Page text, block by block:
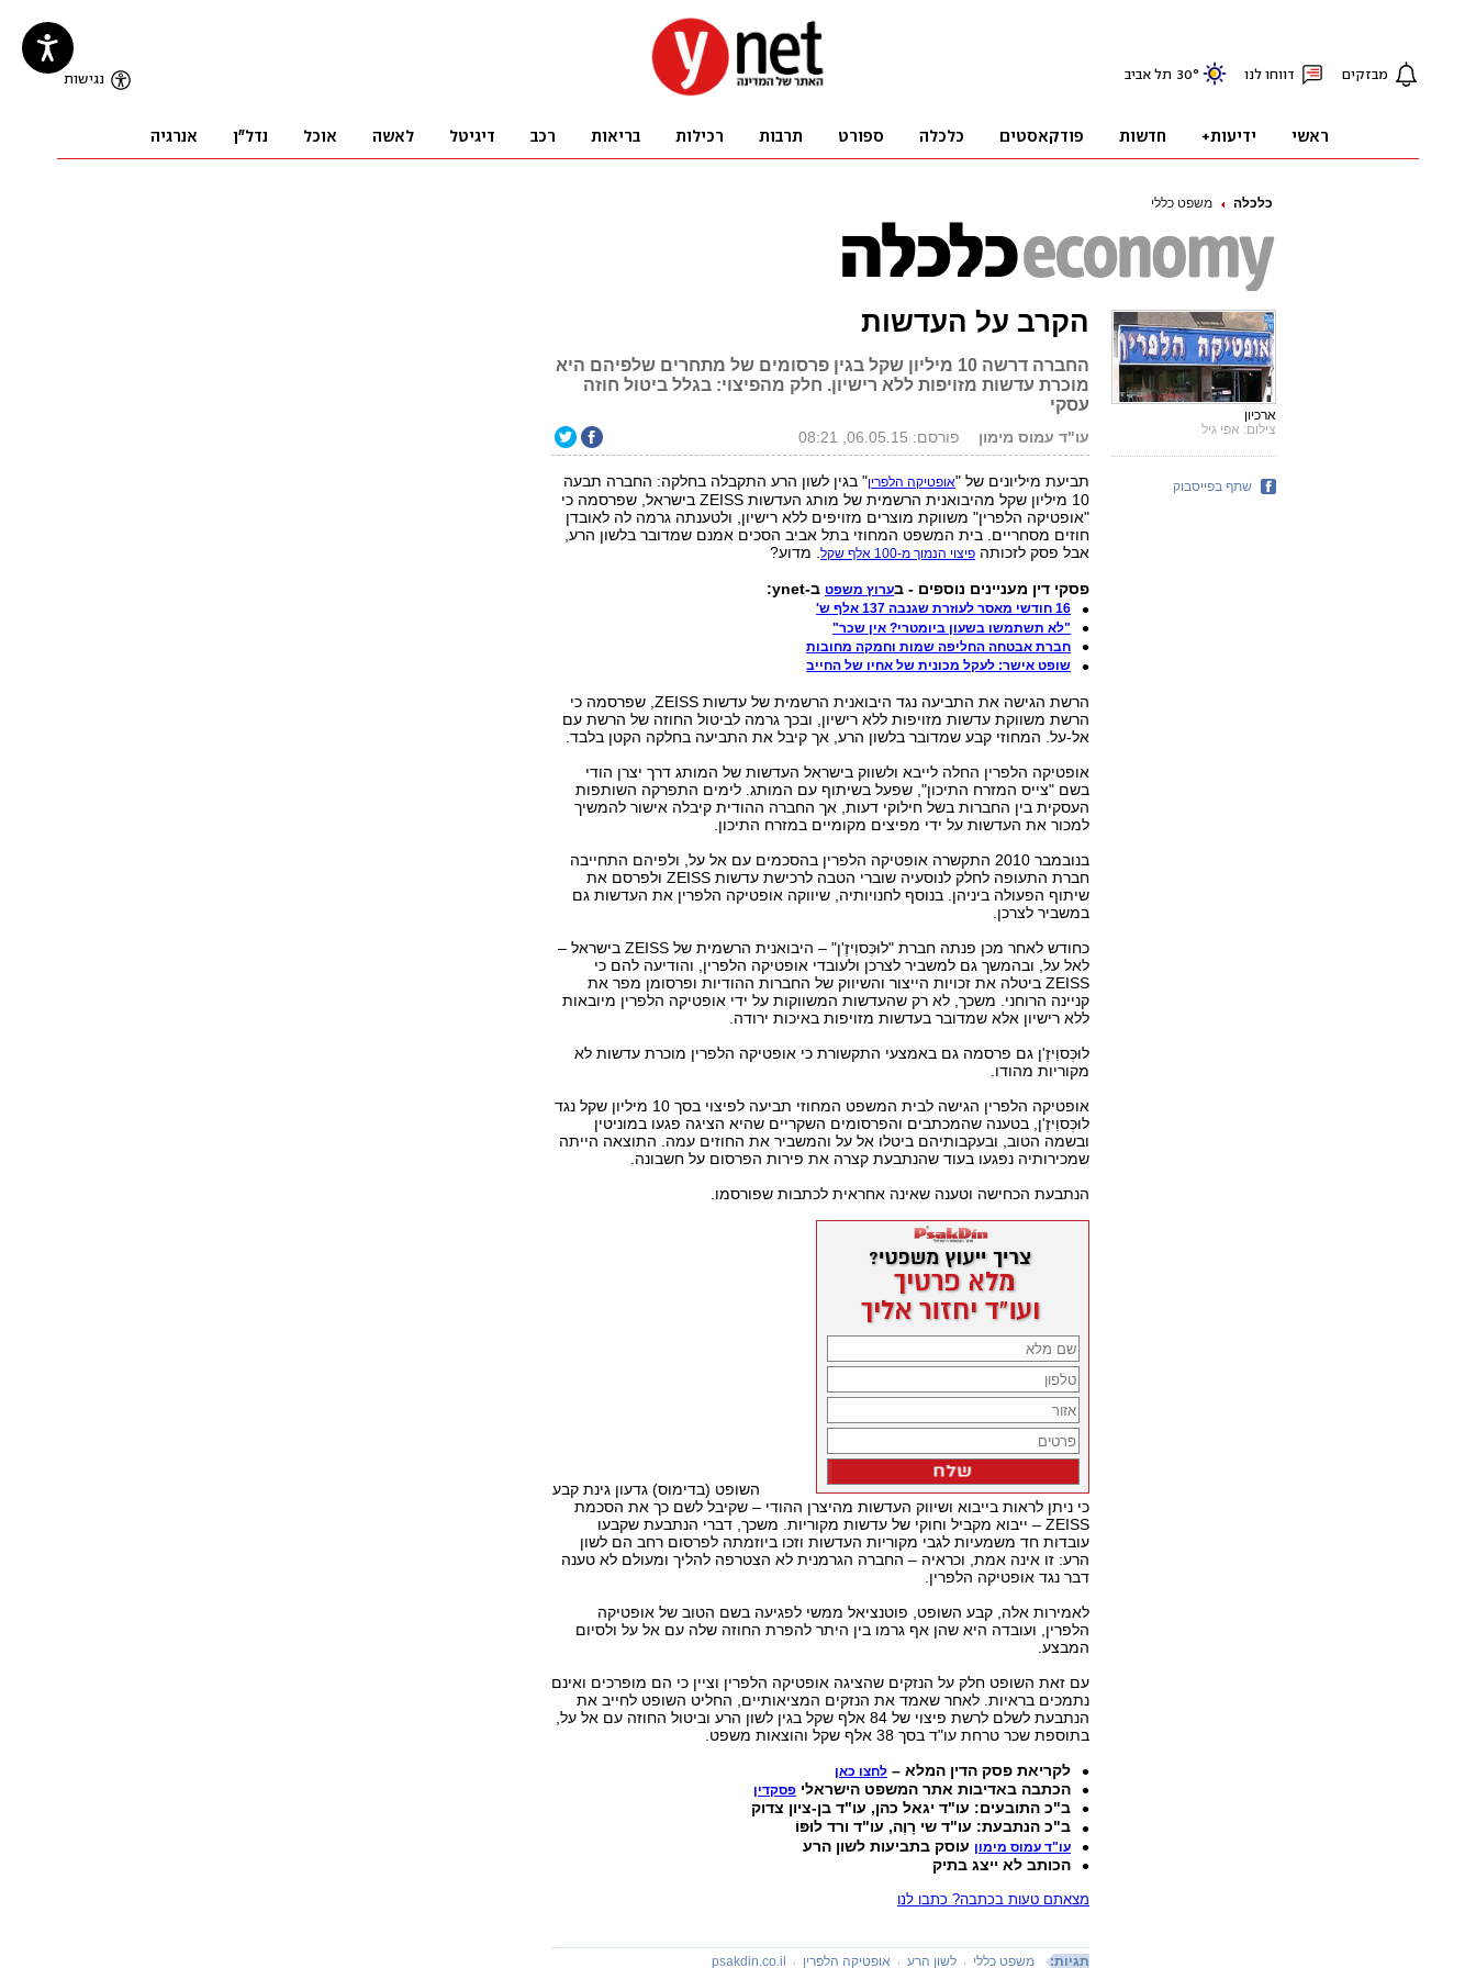
כלכלה משפט כללי
הקרב על העדשות
החברה דרשה 10 מיליון שקל בגין פרסומים של מתחרים שלפיהם היא
מוכרת עדשות מזויפות ללא רישיון. חלק מהפיצוי: בגלל ביטול חוזה
עסקי
עו"ד עמוס מימון פורסם: 06.05.15, 08:21
תביעת מיליונים של "אופטיקה הלפרין" בגין לשון הרע התקבלה בחלקה: החברה תבעה
10 מיליון שקל מהיבואנית הרשמית של מותג העדשות ZEISS בישראל, שפרסמה כי
"אופטיקה הלפרין" משווקת מוצרים מזויפים ללא רישיון, ולטענתה גרמה לה לאובדן
חוזים מסחריים. בית המשפט המחוזי בתל אביב הסכים אמנם שמדובר בלשון הרע,
אבל פסק לזכותה פיצוי הנמוך מ-100 אלף שקל . מדוע?
פסקי דין מעניינים נוספים - בערוץ משפט ב-ynet:
16 חודשי מאסר לעוזרת שגנבה 137 אלף ש'
"לא תשתמשו בשעון ביומטרי? אין שכר"
חברת אבטחה החליפה שמות וחמקה מחובות
שופט אישר: לעקל מכונית של אחיו של החייב
הרשת הגישה את התביעה נגד היבואנית הרשמית של עדשות ZEISS, שפרסמה כי
הרשת משווקת עדשות מזויפות ללא רישיון, ובכך גרמה לביטול החוזה של הרשת עם
אל-על. המחוזי קבע שמדובר בלשון הרע, אך קיבל את התביעה בחלקה הקטן בלבד.
אופטיקה הלפרין החלה לייבא ולשווק בישראל העדשות של המותג דרך יצרן הודי
בשם "צייס המזרח התיכון", שפעל בשיתוף עם המותג. לימים התפרקה השותפות
העסקית בין החברות בשל חילוקי דעות, אך החברה ההודית קיבלה אישור להמשיך
למכור את העדשות על ידי מפיצים מקומיים במזרח התיכון.
בנובמבר 2010 התקשרה אופטיקה הלפרין בהסכמים עם אל על, ולפיהם התחייבה
חברת התעופה לחלק לנוסעיה שוברי הטבה לרכישת עדשות ZEISS ולפרסם את
שיתוף הפעולה ביניהן. בנוסף לחנויותיה, שיווקה אופטיקה הלפרין את העדשות גם
במשביר לצרכן.
כחודש לאחר מכן פנתה חברת "לוּכְּסוִיזֶ'ן" – היבואנית הרשמית של ZEISS בישראל –
לאל על, ובהמשך גם למשביר לצרכן ולעובדי אופטיקה הלפרין, והודיעה להם כי
ZEISS ביטלה את זכויות הייצור והשיווק של החברות ההודיות ופרסומן מפר את
קניינה הרוחני. משכך, לא רק שהעדשות המשווקות על ידי אופטיקה הלפרין מיובאות
ללא רישיון אלא שמדובר בעדשות מזויפות באיכות ירודה.
לוּכְּסוִיזֶ'ן גם פרסמה גם באמצעי התקשורת כי אופטיקה הלפרין מוכרת עדשות לא
מקוריות מהודו.
אופטיקה הלפרין הגישה לבית המשפט המחוזי תביעה לפיצוי בסך 10 מיליון שקל נגד
לוּכְּסוִיזֶ'ן, בטענה שהמכתבים והפרסומים השקריים שהיא הציגה פגעו במוניטין
ובשמה הטוב, ובעקבותיהם ביטלו אל על והמשביר את החוזים עמה. התוצאה הייתה
שמכירותיה נפגעו בעוד שהנתבעת קצרה את פירות הפרסום על חשבונה.
הנתבעת הכחישה וטענה שאינה אחראית לכתבות שפורסמו.
השופט (בדימוס) גדעון גינת קבע
כי ניתן לראות בייבוא ושיווק העדשות מהיצרן ההודי – שקיבל לשם כך את הסכמת
ZEISS – ייבוא מקביל וחוקי של עדשות מקוריות. משכך, דברי הנתבעת שקבעו
עובדות חד משמעיות לגבי מקוריות העדשות וזכו ביוזמתה לפרסום רחב הם לשון
הרע: זו אינה אמת, וכראיה – החברה הגרמנית לא הצטרפה להליך ומעולם לא טענה
דבר נגד אופטיקה הלפרין.
לאמירות אלה, קבע השופט, פוטנציאל ממשי לפגיעה בשם הטוב של אופטיקה
הלפרין, ועובדה היא שהן אף גרמו בין היתר להפרת החוזה שלה עם אל על ולסיום
המבצע.
עם זאת השופט חלק על הנזקים שהציגה אופטיקה הלפרין וציין כי הם מופרכים ואינם
נתמכים בראיות. לאחר שאמד את הנזקים המציאותיים, החליט השופט לחייב את
הנתבעת לשלם לרשת פיצוי של 84 אלף שקל בגין לשון הרע וביטול החוזה עם אל על,
בתוספת שכר טרחת עו"ד בסך 38 אלף שקל והוצאות משפט.
לקריאת פסק הדין המלא – לחצו כאן
הכתבה באדיבות אתר המשפט הישראלי פסקדין
ב"כ התובעים: עו"ד יגאל כהן, עו"ד בן-ציון צדוק
ב"כ הנתבעת: עו"ד שי רָוֶה, עו"ד ורד לוּפּוֹ
עו"ד עמוס מימון עוסק בתביעות לשון הרע
הכותב לא ייצג בתיק
מצאתם טעות בכתבה? כתבו לנו
תגיות: משפט כללי לשון הרע אופטיקה הלפרין psakdin.co.il
ארכיון
צילום: אפי גיל
שתף בפייסבוק